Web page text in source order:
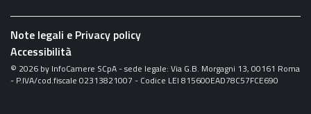
Note legali e Privacy policy
Accessibilità
© 2026 by InfoCamere SCpA - sede legale: Via G.B. Morgagni 13, 00161 Roma
- P.IVA/cod.fiscale 02313821007 - Codice LEI 815600EAD78C57FCE690